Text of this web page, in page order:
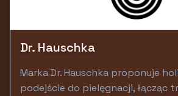
Dr. Hauschka
Marka Dr. Hauschka proponuje
podejście do pielęgnacji, łącząc